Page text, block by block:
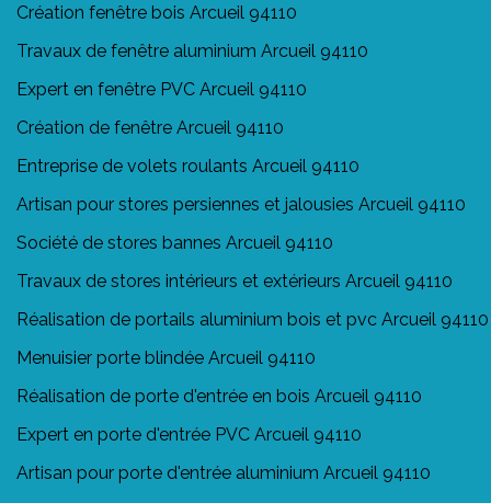
Création fenêtre bois Arcueil 94110
Travaux de fenêtre aluminium Arcueil 94110
Expert en fenêtre PVC Arcueil 94110
Création de fenêtre Arcueil 94110
Entreprise de volets roulants Arcueil 94110
Artisan pour stores persiennes et jalousies Arcueil 94110
Société de stores bannes Arcueil 94110
Travaux de stores intérieurs et extérieurs Arcueil 94110
Réalisation de portails aluminium bois et pvc Arcueil 94110
Menuisier porte blindée Arcueil 94110
Réalisation de porte d'entrée en bois Arcueil 94110
Expert en porte d'entrée PVC Arcueil 94110
Artisan pour porte d'entrée aluminium Arcueil 94110